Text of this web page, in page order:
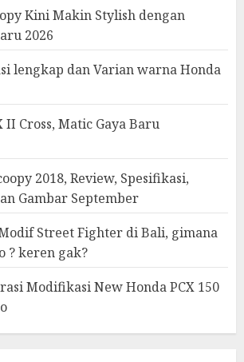
Kini Makin Stylish dengan
2026
lengkap dan Varian warna Honda
II Cross, Matic Gaya Baru
2018, Review, Spesifikasi,
Gambar September
Street Fighter di Bali, gimana
? keren gak?
Modifikasi New Honda PCX 150